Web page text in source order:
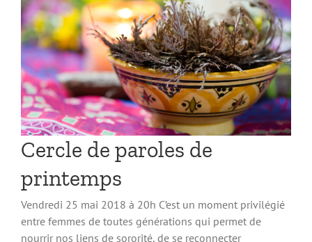
Cercle de paroles de
printemps
Vendredi 25 mai 2018 à 20h C’est un moment privilégié
entre femmes de toutes générations qui permet de
nourrir nos liens de sororité, de se reconnecter